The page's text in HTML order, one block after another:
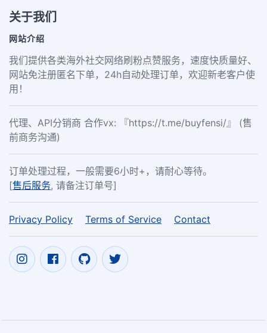
关于我们
网站介绍
我们提供各类海外社交网络刷粉点赞服务，速度快质量好、
网站免注册匿名下单，24h自动处理订单，欢迎新老客户使
用！
代理、API分销商 合作vx: 『https://t.me/buyfensi/』 (售
前商务沟通)
订单处理过程，一般需要6小时+，请耐心等待。
[售后服务, 请备注订单号]
Privacy Policy Terms of Service Contact